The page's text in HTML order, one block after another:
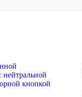
кнопкой